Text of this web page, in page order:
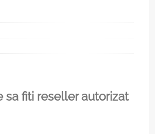
sa fiti reseller autorizat